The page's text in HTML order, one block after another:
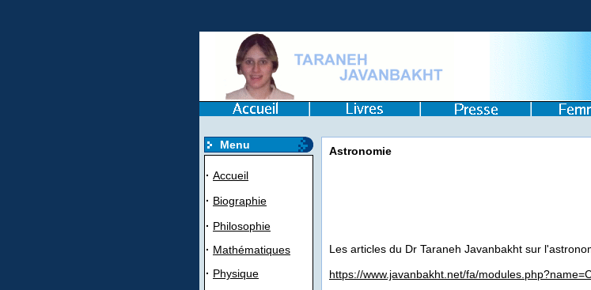
Menu
· Accueil
· Biographie
· Philosophie
· Mathématiques
· Physique
Astronomie
Les articles du Dr Taraneh Javanbakht sur
https://www.javanbakht.net/fa/